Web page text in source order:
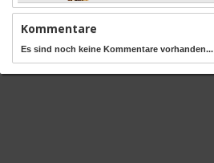
Kommentare
Es sind noch keine Kommentare vorhanden...